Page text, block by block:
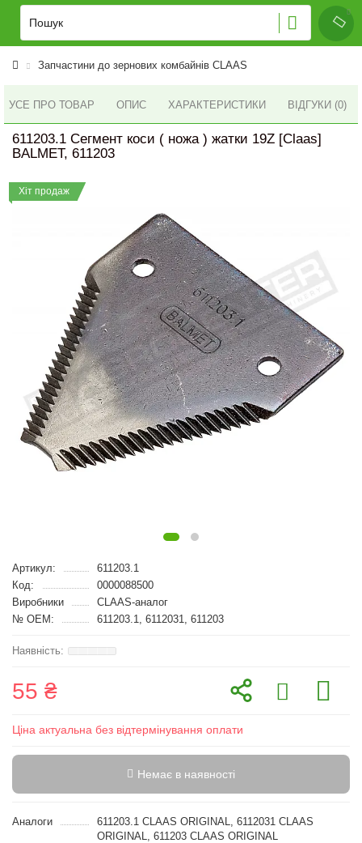
Запчастини до зернових комбайнів CLAAS
УСЕ ПРО ТОВАР ОПИС ХАРАКТЕРИСТИКИ ВІДГУКИ (0)
611203.1 Сегмент коси ( ножа ) жатки 19Z [Claas]
BALMET, 611203
Хіт продаж
Артикул:
611203.1
Код:
0000088500
Виробники
CLAAS-аналог
№ OEM:
611203.1, 6112031, 611203
55 ₴
Ціна актуальна без відтермінування оплати
Немає в наявності
Аналоги
611203.1 CLAAS ORIGINAL, 6112031 CLAAS
ORIGINAL, 611203 CLAAS ORIGINAL